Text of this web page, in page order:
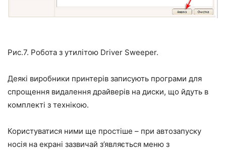
Рис.7. Робота з утилітою Driver Sweeper.
Деякі виробники принтерів записують програми для
спрощення видалення драйверів на диски, що йдуть в
комплекті з технікою.
Користуватися ними ще простіше – при автозапуску
носія на екрані зазвичай з’являється меню з